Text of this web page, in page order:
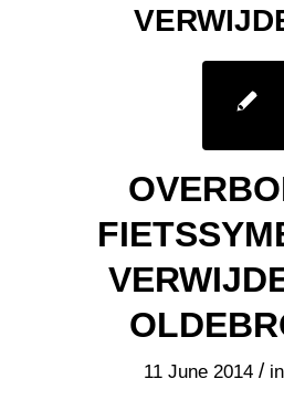
11 June 2014 / in